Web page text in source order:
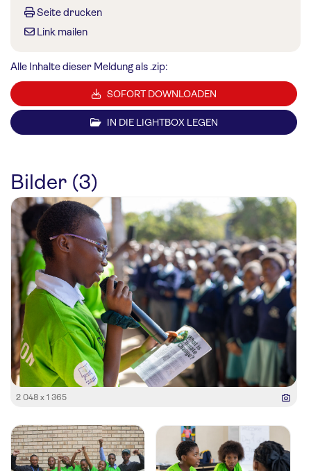
Seite drucken
Link mailen
Alle Inhalte dieser Meldung als .zip:
SOFORT DOWNLOADEN
IN DIE LIGHTBOX LEGEN
Bilder (3)
2 048 x 1 365